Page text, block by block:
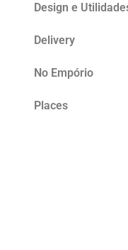
Design e
Delivery
No Empório
Places